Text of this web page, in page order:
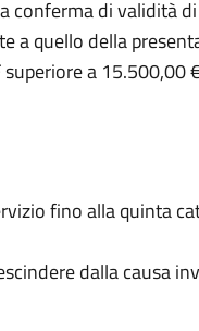
conferma di validità
a quello della
a 15.500,00
fino alla quinta
dalla causa